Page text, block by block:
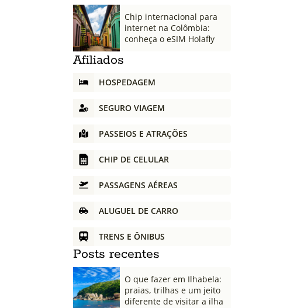
Chip internacional para
internet na Colômbia:
conheça o eSIM Holafly
Afiliados
HOSPEDAGEM
SEGURO VIAGEM
PASSEIOS E ATRAÇÕES
CHIP DE CELULAR
PASSAGENS AÉREAS
ALUGUEL DE CARRO
TRENS E ÔNIBUS
Posts recentes
O que fazer em Ilhabela:
praias, trilhas e um jeito
diferente de visitar a ilha